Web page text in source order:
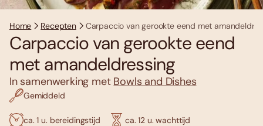
Home Recepten Carpaccio van gerookte eend met
Carpaccio van gerookte eend
met amandeldressing
In samenwerking met Bowls and Dishes
Gemiddeld
ca. 1 u. bereidingstijd ca. 12 u. wachttijd